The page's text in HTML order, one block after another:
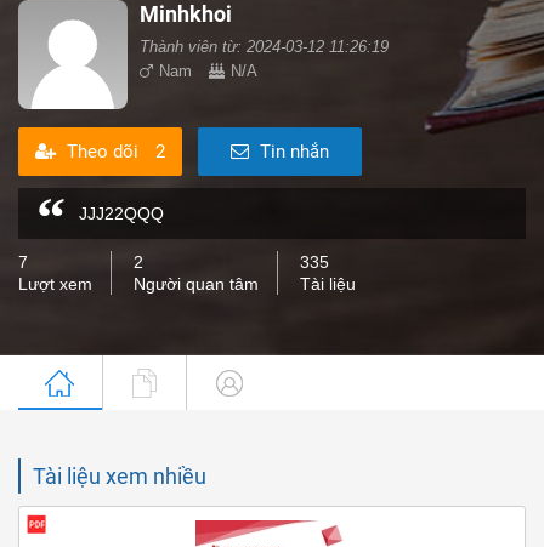
Minhkhoi
Thành viên từ: 2024-03-12 11:26:19
Nam
N/A
Theo dõi 2 Tin nhắn
JJJ22QQQ
7
Lượt xem
2
Người quan tâm
335
Tài liệu
Tài liệu xem nhiều